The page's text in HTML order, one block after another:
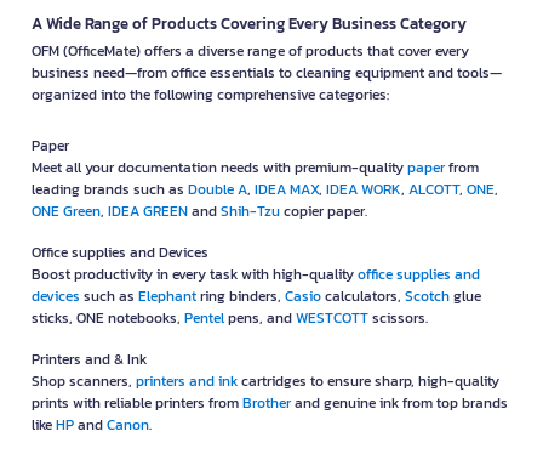
A Wide Range of Products Covering Every Business Category
OFM (OfficeMate) offers a diverse range of products that cover every
business need—from office essentials to cleaning equipment and tools—
organized into the following comprehensive categories:
Paper
Meet all your documentation needs with premium-qualitypaperfrom
leading brands such as Double A, IDEA MAX, IDEA WORK, ALCOTT, ONE,
ONE Green, IDEA GREENandShih-Tzucopier paper.
Office supplies and Devices
Boost productivity in every task with high-qualityoffice supplies and
devices such as Elephantring binders, Casiocalculators, Scotchglue
sticks, ONE notebooks, Pentelpens, andWESTCOTTscissors.
Printers and & Ink
Shop scanners, printers and inkcartridges to ensure sharp, high-quality
prints with reliable printers fromBrotherand genuine ink from top brands
likeHPandCanon.